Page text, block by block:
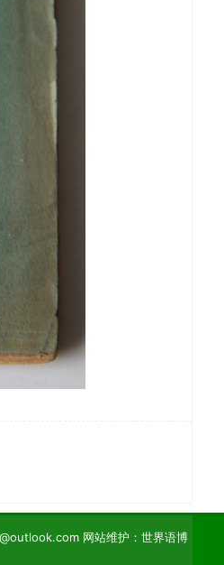
网站维护：世界语博